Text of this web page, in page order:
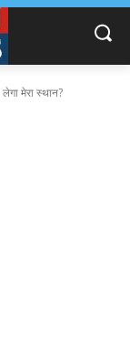
मेरा स्थान?